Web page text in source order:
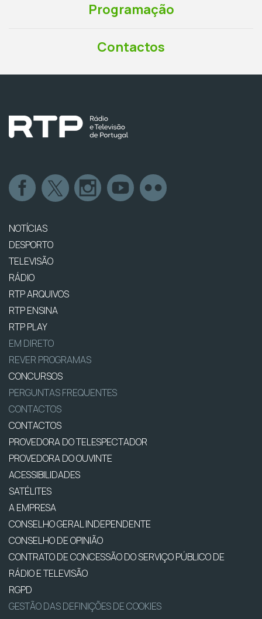
Programação
Contactos
NOTÍCIAS
DESPORTO
TELEVISÃO
RÁDIO
RTP ARQUIVOS
RTP ENSINA
RTP PLAY
EM DIRETO
REVER PROGRAMAS
CONCURSOS
PERGUNTAS FREQUENTES
CONTACTOS
CONTACTOS
PROVEDORA DO TELESPECTADOR
PROVEDORA DO OUVINTE
ACESSIBILIDADES
SATÉLITES
A EMPRESA
CONSELHO GERAL INDEPENDENTE
CONSELHO DE OPINIÃO
CONTRATO DE CONCESSÃO DO SERVIÇO PÚBLICO DE
RÁDIO E TELEVISÃO
RGPD
GESTÃO DAS DEFINIÇÕES DE COOKIES